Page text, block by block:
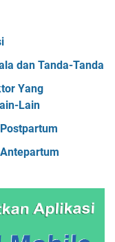
Pegunungan
Tengah
Utara
dan Tanda-Tanda
Yang
Lain